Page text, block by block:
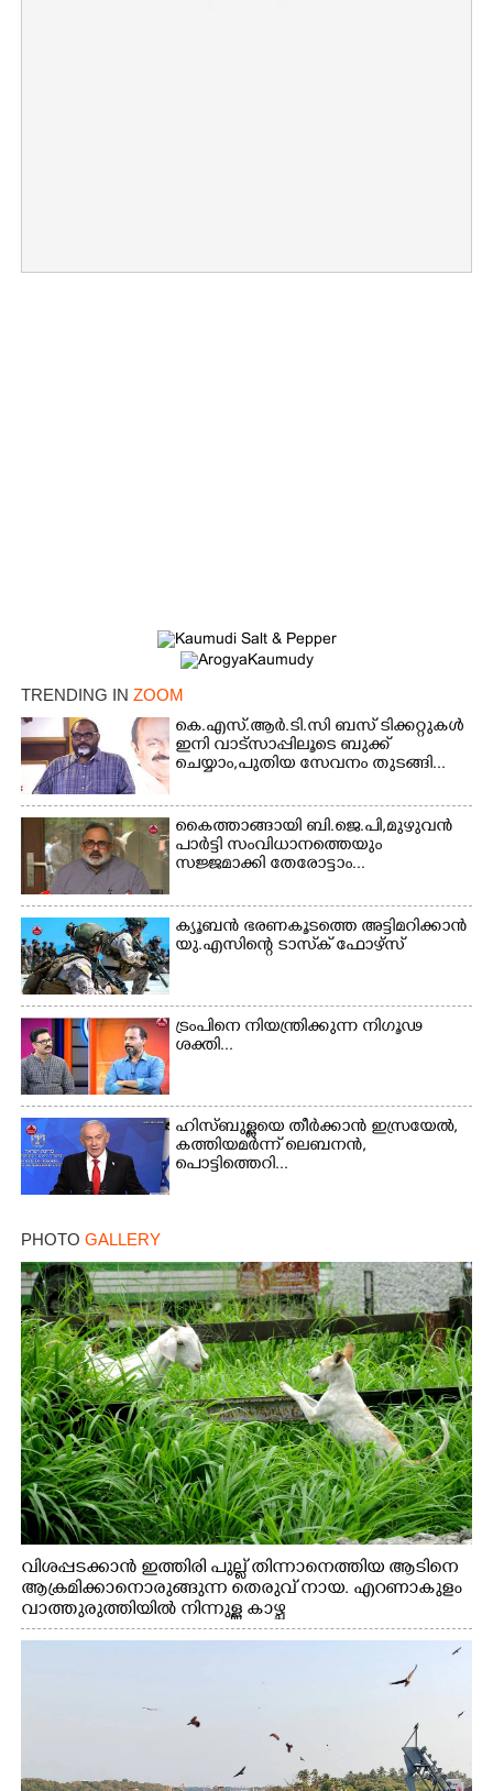
TRENDING IN ZOOM
കെ.എസ്.ആർ.ടി.സി ബസ് ടിക്കറ്റുകൾ
ഇനി വാട്സാപ്പിലൂടെ ബുക്ക്
ചെയ്യാം,പുതിയ സേവനം തുടങ്ങി...
കൈത്താങ്ങായി ബി.ജെ.പി,മുഴുവൻ
പാർട്ടി സംവിധാനത്തെയും
സജ്ജമാക്കി തേരോട്ടാം...
ക്യൂബൻ ഭരണകൂടത്തെ അട്ടിമറിക്കാൻ
യു.എസിന്റെ ടാസ്‌ക് ഫോഴ്സ്
ട്രംപിനെ നിയന്ത്രിക്കുന്ന നിഗൂഢ
ശക്തി...
ഹിസ്ബുള്ളയെ തീർക്കാൻ ഇസ്രയേൽ,
കത്തിയമർന്ന് ലെബനൻ,
പൊട്ടിത്തെറി...
PHOTO GALLERY
വിശപ്പടക്കാൻ ഇത്തിരി പുല്ല് തിന്നാനെത്തിയ ആടിനെ
ആക്രമിക്കാനൊരുങ്ങുന്ന തെരുവ് നായ. എറണാകുളം
വാത്തുരുത്തിയിൽ നിന്നുള്ള കാഴ്ച
Copy Link